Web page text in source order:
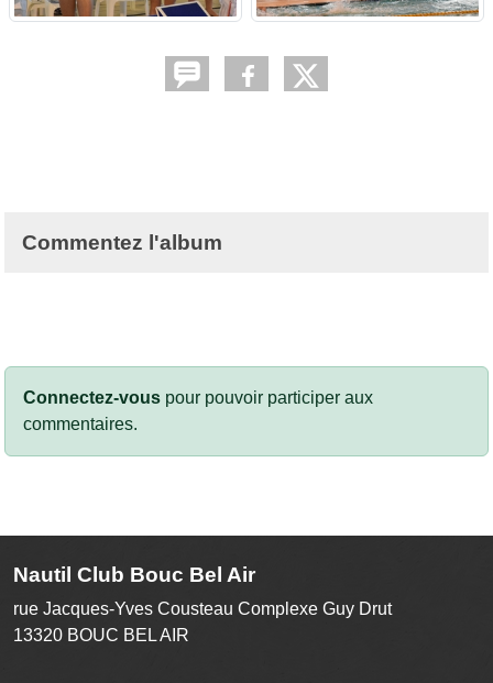
Commentez l'album
Connectez-vous pour pouvoir participer aux
commentaires.
Nautil Club Bouc Bel Air
rue Jacques-Yves Cousteau Complexe Guy Drut
13320 BOUC BEL AIR